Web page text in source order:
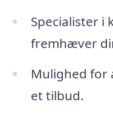
Specialister i
fremhæver
Mulighed for
et tilbud.